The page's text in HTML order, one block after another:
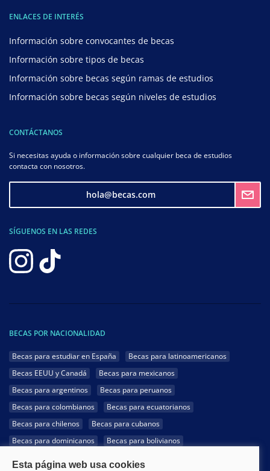
ENLACES DE INTERÉS
Información sobre convocantes de becas
Información sobre tipos de becas
Información sobre becas según ramas de estudios
Información sobre becas según niveles de estudios
CONTÁCTANOS
Si necesitas ayuda o información sobre cualquier beca de estudios
contacta con nosotros.
hola@becas.com
SÍGUENOS EN LAS REDES
BECAS POR NACIONALIDAD
Becas para estudiar en España
Becas para latinoamericanos
Becas EEUU y Canadá
Becas para mexicanos
Becas para argentinos
Becas para peruanos
Becas para colombianos
Becas para ecuatorianos
Becas para chilenos
Becas para cubanos
Becas para dominicanos
Becas para bolivianos